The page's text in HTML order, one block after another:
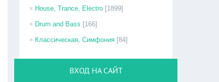
House, Trance, Electro [1899]
Drum and Bass [166]
Классическая, Симфония [84]
ВХОД НА САЙТ